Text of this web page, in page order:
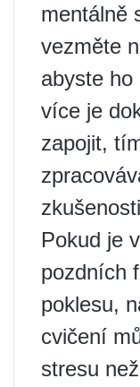
mentálně
vezměte
abyste ho
více je
zapojit,
Pokud je
pozdních
poklesu,
cvičení
stresu